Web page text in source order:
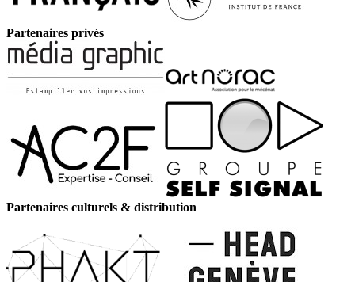
Partenaires privés
Partenaires culturels & distribution